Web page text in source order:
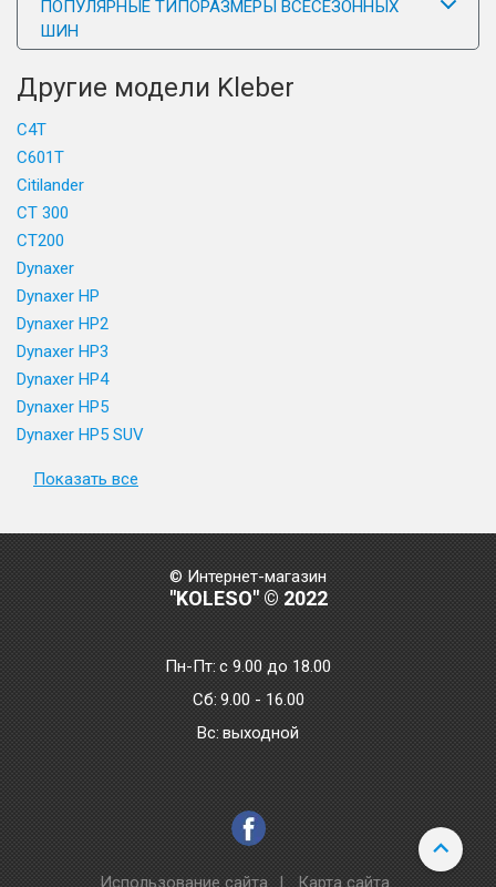
ПОПУЛЯРНЫЕ ТИПОРАЗМЕРЫ ВСЕСЕЗОННЫХ
ШИН
Другие модели Kleber
C4T
C601T
Citilander
CT 300
CT200
Dynaxer
Dynaxer HP
Dynaxer HP2
Dynaxer HP3
Dynaxer HP4
Dynaxer HP5
Dynaxer HP5 SUV
Показать все
© Интернет-магазин
"KOLESO" © 2022
Пн-Пт:с 9.00 до 18.00
Сб: 9.00 - 16.00
Bc: выходной
Использование сайта | Карта сайта